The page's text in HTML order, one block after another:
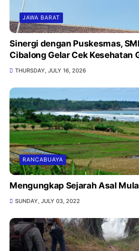
JAWA BARAT
Sinergi dengan Puskesmas,
Cibalong Gelar Cek Kesehatan
THURSDAY, JULY 16, 2026
RANCABUAYA
Mengungkap Sejarah Asal
SUNDAY, JULY 03, 2022